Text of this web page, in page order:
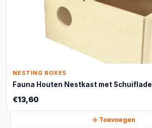
NESTING BOXES
Fauna Houten Nestkast met Schuiflade
€13,60
Toevoegen